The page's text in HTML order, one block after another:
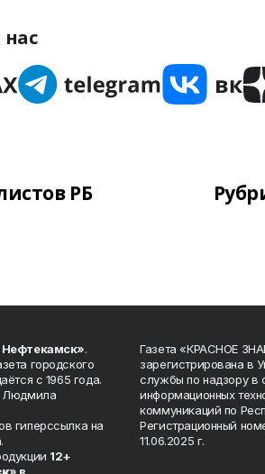
РБ
Нефтекамск».
городского
с 1965 года.
Людмила
гиперссылка на
12+
Газета «КРАСНОЕ
зарегистрирована в
службы по надзору в
информационных
коммуникаций по
Регистрационный
11.06.2025 г.